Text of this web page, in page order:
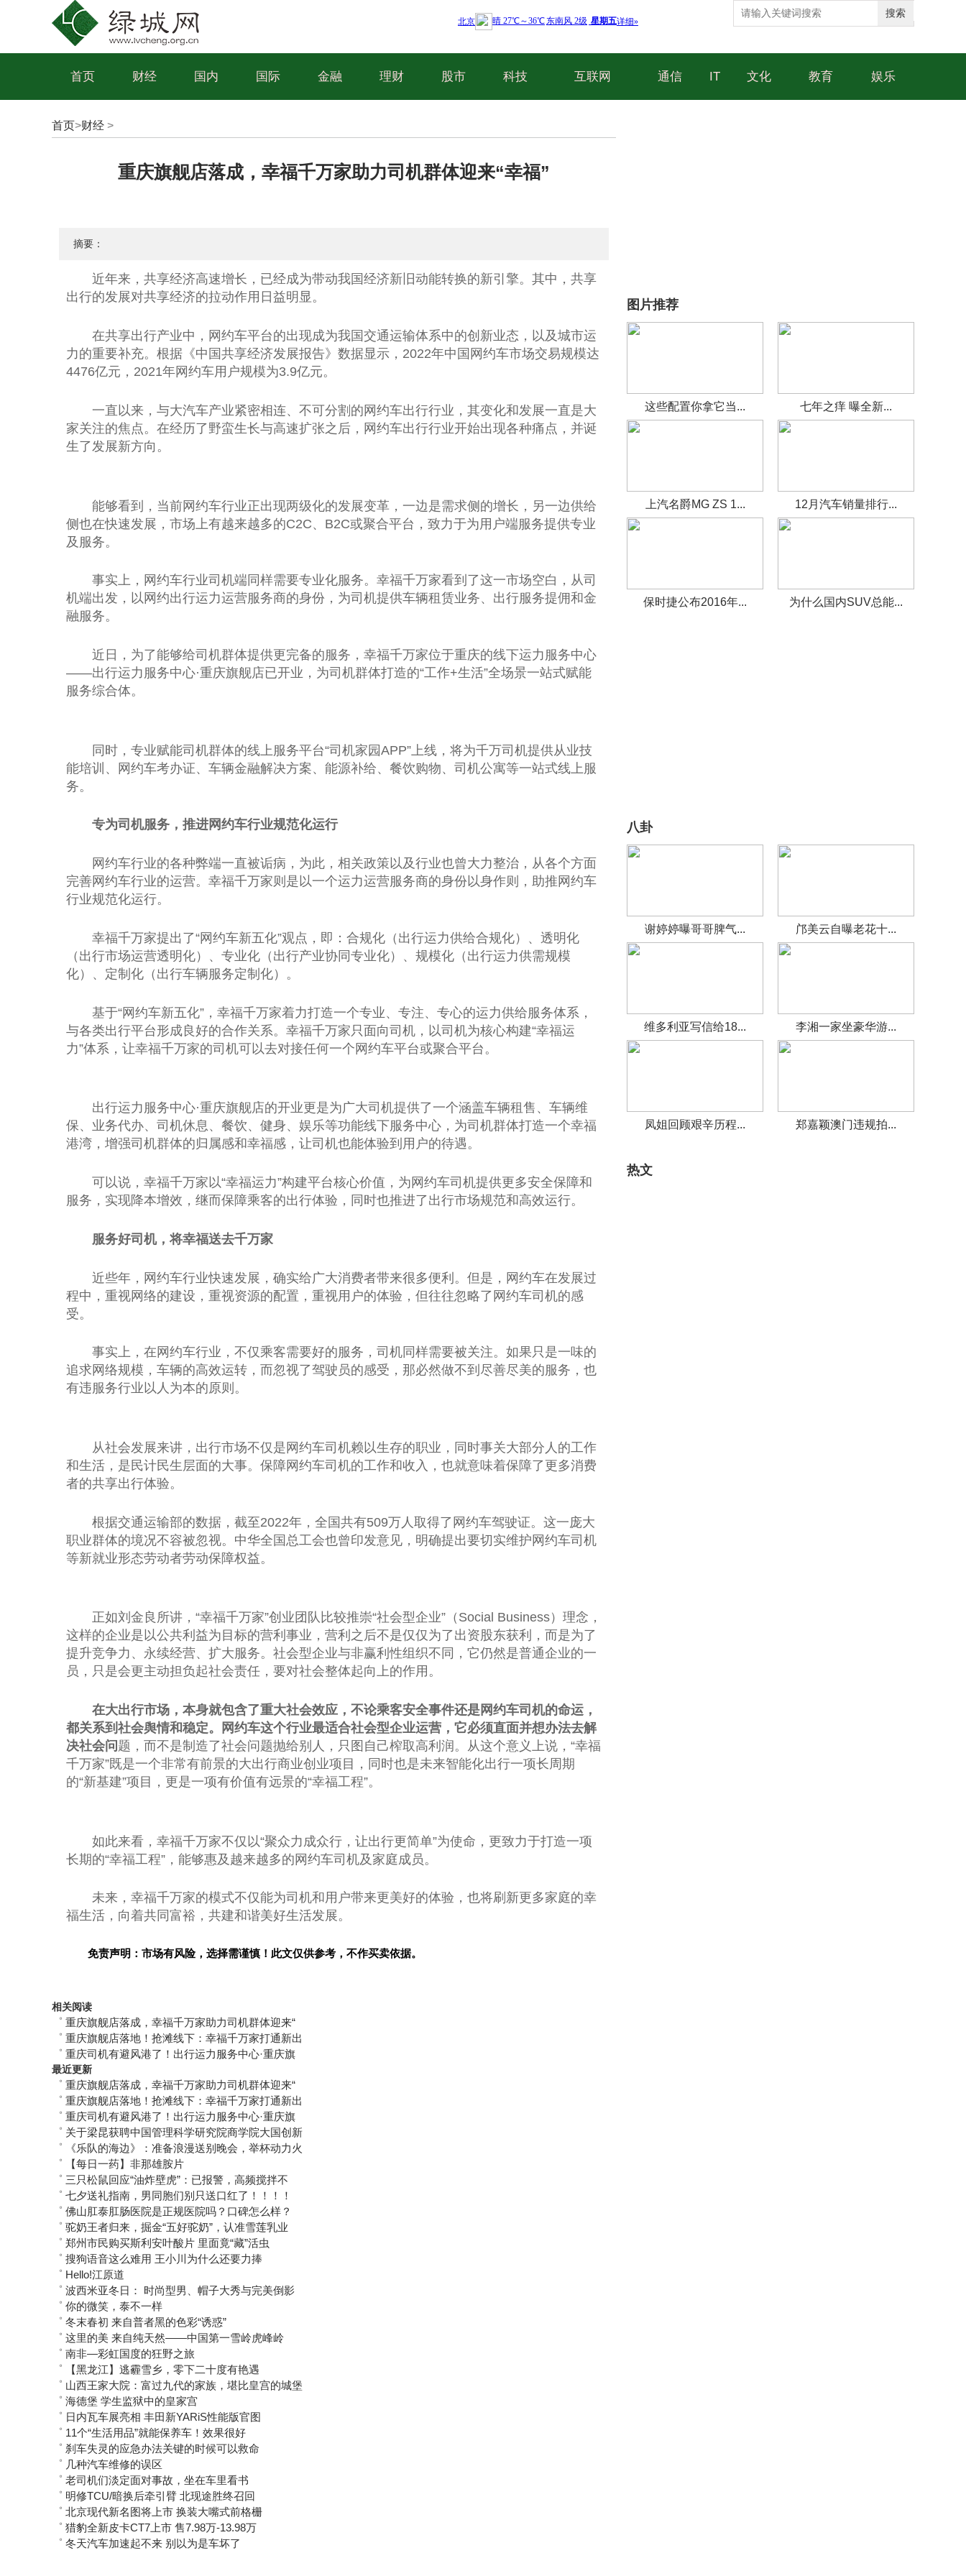
搜索
首页 财经 国内 国际 金融 理财 股市 科技 互联网 通信 IT 文化 教育 娱乐
首页>财经 >
重庆旗舰店落成，幸福千万家助力司机群体迎来“幸福”
摘要：
近年来， 共享经济高速增长，已经成为带动我国经济新旧动能转换的新引擎。其中，共享
出行的发展对共享经济的拉动作用日益明显。
在共享出行产业中，网约车平台的出现成为我国交通运输体系中的创新业态，以及城市运
力的重要补充。根据《中国共享经济发展报告》数据显示，2022年中国 网约车市场交易规模达
4476亿元，2021年网约车用户规模为3.9亿元。
一直以来，与大汽车产业紧密相连、不可分割的网约车出行行业，其变化和发展一直是大
家关注的焦点。在经历了野蛮生长与高速扩张之后，网约车出行行业开始出现各种痛点，并诞
生了发展新方向。
能够看到，当前网约车行业正出现两级化的发展变革，一边是需求侧的增长，另一边供给
侧也在快速发展，市场上有越来越多的C2C、B2C或聚合平台 ，致力于为用户端服务提供专业
及服务。
事实上，网约车行业司机端同样需要专业化服务。幸福千万家看到了这一市场空白，从司
机端出发，以网约出行运力运营服务商的身份，为司机提供车辆租赁业务、出行服务提佣和金
融服务。
近 日，为了能够给司机群体提供更完备的服务，幸福千万家位于重庆的线下运力服务中心
——出行运力服务中心·重庆旗舰店已开业，为司机群体打造的“工作+生活”全场景一站式赋能
服务综合体。
同时，专业赋能司机群体的线上服务平台“司机家园APP”上线，将为千万司机提供从业技
能培训、网约车考办证、车辆金融解决方案、能源补给、餐饮购物、司机公寓等一站式线上服
务。
专为司机服务，推进网约车行业规范化运行
网约车行业的各种弊端一直被诟病，为此，相关政策以及行业也曾大力整治，从各个方面
完善网约车行业的运营。幸福千万家则是以一个运力运营服务商的身份以身作则，助推网约车
行业规范化运行。
幸福千万家提出了“网约车新五化”观点，即：合规化（出行运力供给合规化）、透明化
（出行市场运营透明化）、专业化（出行产业协同专业化）、规模化（出行运力供需规模
化）、定制化（出行车辆服务定制化）。
基于“网约车新五化”，幸福千万家着力打造一个专业、专注、专心的运力供给服务体系，
与各类出行平台形成良好的合作关系。幸福千万家只面向司机，以司机为核心构建“幸福运
力”体系，让幸福千万家的司机可以去对接任何一个网约车平台或聚合平台 。
出行运力服务中心·重庆旗舰店的开业更是为广大司机提供了一个涵盖车辆租售、车辆维
保、业务代办、司机休息、餐饮、健身、 娱乐等功能线下服务中心，为司机群体打造一个幸福
港湾，增强司机群体的归属感和幸福感，让司机也能体验到用户的待遇。
可以说，幸福千万家以“幸福运力”构建平台核心价值，为网约车司机提供更多安全保障和
服务，实现降本增效，继而保障乘客的出行体验，同时也推进了出行市场规范和高效运行。
服务好司机，将幸福送去千万家
近些年，网约车行业快速发展，确实给广大消费者带来很多便利。但是，网约车在发展过
程中，重视网络的建设，重视资源的配置，重视用户的体验，但往往忽略了网约车司机的感
受。
事实上，在网约车行业，不仅乘客需要好的服务，司机同样需要被关注。如果只是一味的
追求网络规模，车辆的高效运转，而忽视了驾驶员的感受，那必然做不到尽善尽美的服务，也
有违服务行业以人为本的原则。
从社会发展来讲，出行市场不仅是网约车司机赖以生存的职业，同时事关大部分人的工作
和生活，是民计民生层面的大事。保障网约车司机的工作和收入，也就意味着保障了更多消费
者的共享出行体验。
根据交通运输部的数据，截至2022年，全国共有509万人取得了网约车驾驶证。这一庞大
职业群体的境况不容被忽视。中华全国 总工会也曾印发意见，明确提出要切实维护网约车司机
等新就业形态劳动者劳动保障权益。
正如刘金良所讲，“幸福千万家”创业团队比较推崇“社会型企业”（Social Business）理念，
这样的企业是以公共利益为目标的营利事业，营利之后不是仅仅为了出资股东获利，而是为了
提升竞争力、永续经营、扩大服务。社会型企业与非赢利性组织不同，它仍然是普通企业的一
员，只是会更主动担负起社会责任，要对社会整体起向上的作用。
在大出行市场，本身就包含了重大社会效应，不论乘客安全事件还是网约车司机的命运，
都关系到社会舆情和稳定。网约车这个行业最适合社会型企业运营，它必须直面并想办法去解
决社会问 题，而不是制造了社会问题抛给别人，只图自己榨取高利润。从这个意义上说，“幸福
千万家”既是一个非常有前景的大出行商业创业项目，同时也是未来智能化出行一项长周期
的“新基建”项目，更是一项有价值有远景的“幸福工程”。
如此来看，幸福千万家不仅以“聚众力成众行，让出行更简单”为使命 ，更致力于打造一项
长期的“幸福工程”，能够惠及越来越多的网约车司机及家庭成员。
未来，幸福千万家的模式不仅能为司机和用户带来更美好的体验，也将刷新更多家庭的幸
福生活，向着共同富裕，共建和谐美好生活发展。
免责声明：市场有风险，选择需谨慎！此文仅供参考，不作买卖依据。
相关阅读
゜ 重庆旗舰店落成，幸福千万家助力司机群体迎来“
゜ 重庆旗舰店落地！抢滩线下：幸福千万家打通新出
゜ 重庆司机有避风港了！出行运力服务中心·重庆旗
最近更新
゜ 重庆旗舰店落成，幸福千万家助力司机群体迎来“
゜ 重庆旗舰店落地！抢滩线下：幸福千万家打通新出
゜ 重庆司机有避风港了！出行运力服务中心·重庆旗
゜ 关于梁昆获聘中国管理科学研究院商学院大国创新
゜
《乐队的海边》：准备浪漫送别晚会，举杯动力火
゜
【每日一药】非那雄胺片
゜ 三只松鼠回应“油炸壁虎”：已报警，高频搅拌不
゜ 七夕送礼指南，男同胞们别只送口红了！！！！
゜ 佛山肛泰肛肠医院是正规医院吗？口碑怎么样？
゜ 驼奶王者归来，掘金“五好驼奶”，认准雪莲乳业
゜ 郑州市民购买斯利安叶酸片 里面竟“藏”活虫
゜ 搜狗语音这么难用 王小川为什么还要力捧
゜ Hello!江原道
゜ 波西米亚冬日： 时尚型男、帽子大秀与完美倒影
゜ 你的微笑，泰不一样
゜ 冬末春初 来自普者黑的色彩“诱惑”
゜ 这里的美 来自纯天然——中国第一雪岭虎峰岭
゜ 南非—彩虹国度的狂野之旅
゜
【黑龙江】逃霾雪乡，零下二十度有艳遇
゜ 山西王家大院：富过九代的家族，堪比皇宫的城堡
゜ 海德堡 学生监狱中的皇家宫
゜ 日内瓦车展亮相 丰田新YARiS性能版官图
゜ 11个“生活用品”就能保养车！效果很好
゜ 刹车失灵的应急办法关键的时候可以救命
゜ 几种汽车维修的误区
゜ 老司机们淡定面对事故，坐在车里看书
゜ 明修TCU/暗换后牵引臂 北现途胜终召回
゜ 北京现代新名图将上市 换装大嘴式前格栅
゜ 猎豹全新皮卡CT7上市 售7.98万-13.98万
゜ 冬天汽车加速起不来 别以为是车坏了
图片推荐
这些配置你拿它当... 七年之痒 曝全新...
上汽名爵MG ZS 1... 12月汽车销量排行...
保时捷公布2016年... 为什么国内SUV总能...
八卦
谢婷婷曝哥哥脾气... 邝美云自曝老花十...
维多利亚写信给18... 李湘一家坐豪华游...
凤姐回顾艰辛历程... 郑嘉颖澳门违规拍...
热文